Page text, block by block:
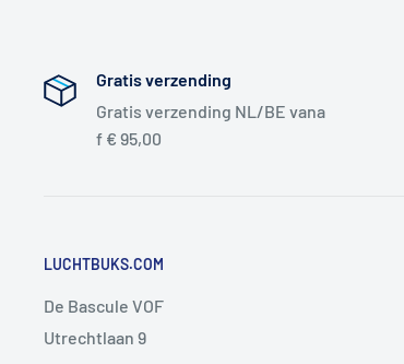
Gratis verzending
Gratis verzending NL/BE vana
f € 95,00
LUCHTBUKS.COM
De Bascule VOF
Utrechtlaan 9